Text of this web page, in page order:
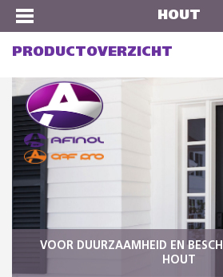
HOUT
PRODUCTOVERZICHT
VOOR DUURZAAMHEID EN
HOUT